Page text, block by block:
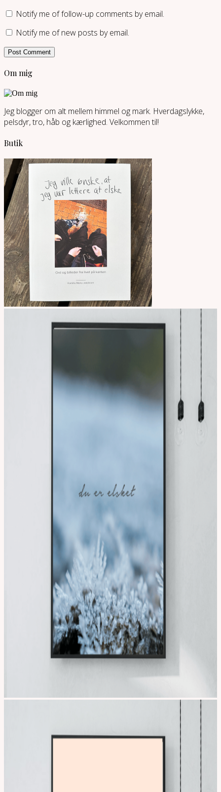
Notify me of follow-up comments by email.
Notify me of new posts by email.
Om mig
Jeg blogger om alt mellem himmel og mark. Hverdagslykke,
pelsdyr, tro, håb og kærlighed. Velkommen til!
Butik